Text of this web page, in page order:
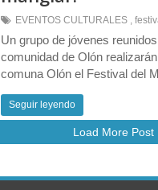
EVENTOS CULTURALES ,
Un grupo de jóvenes
comunidad de Olón
comuna Olón el Festival del
Seguir leyendo
Load More Post